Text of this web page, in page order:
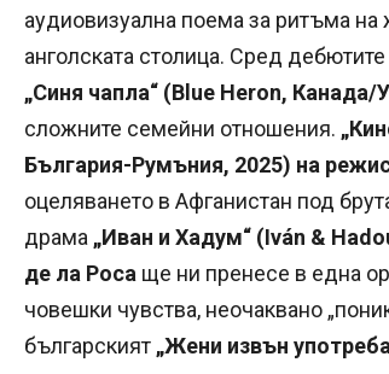
аудиовизуална поема за ритъма на
анголската столица. Сред
„Синя чапла“ (Blue Heron,
сложните семейни отношения.
България-Румъния, 2025) на
оцеляването в Афганистан под
драма „Иван и Хадум“ (Iván &
де ла Роса ще ни пренесе в една
човешки чувства, неочаквано
българският „Жени извън